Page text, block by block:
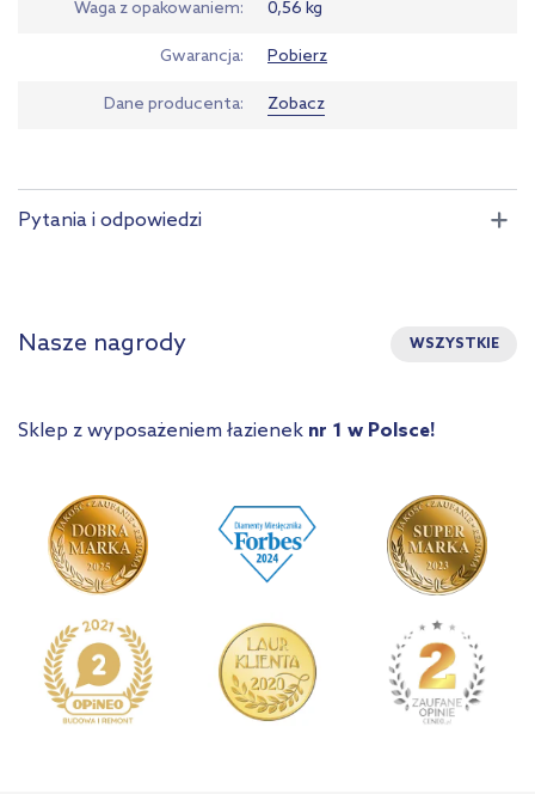
Waga z opakowaniem 0,56 kg
Gwarancja Pobierz
Dane producenta Zobacz
Pytania i odpowiedzi
Nasze nagrody WSZYSTKIE
Sklep z wyposażeniem łazienek nr 1 w Polsce!